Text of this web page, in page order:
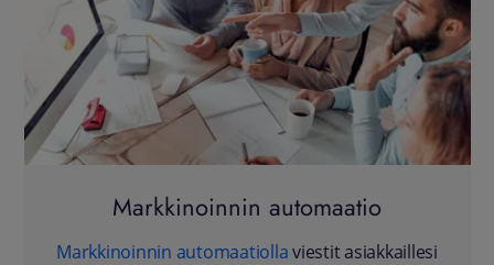
Markkinoinnin automaatio
Markkinoinnin automaatiollaviestit asiakkaillesi